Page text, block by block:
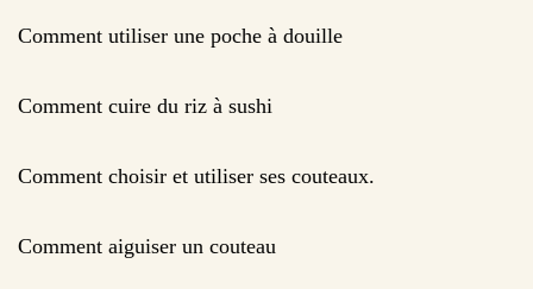
Comment utiliser une poche à douille
Comment cuire du riz à sushi
Comment choisir et utiliser ses couteaux.
Comment aiguiser un couteau